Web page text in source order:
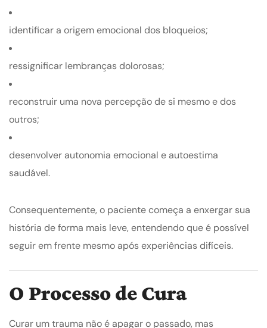
identificar a origem emocional dos bloqueios;
ressignificar lembranças dolorosas;
reconstruir uma nova percepção de si mesmo e dos
outros;
desenvolver autonomia emocional e autoestima
saudável.
Consequentemente, o paciente começa a enxergar sua
história de forma mais leve, entendendo que é possível
seguir em frente mesmo após experiências difíceis.
O Processo de Cura
Curar um trauma não é apagar o passado, mas